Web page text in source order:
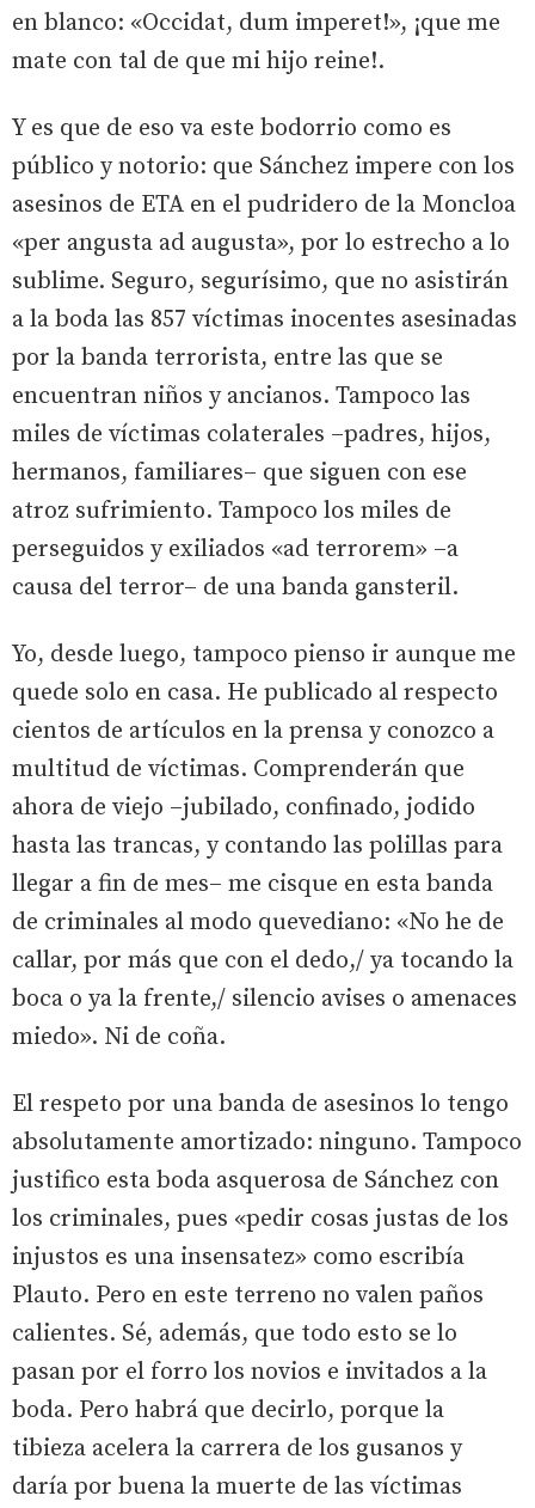
en blanco: «Occidat, dum imperet!», ¡que me
mate con tal de que mi hijo reine!.
Y es que de eso va este bodorrio como es
público y notorio: que Sánchez impere con los
asesinos de ETA en el pudridero de la Moncloa
«per angusta ad augusta», por lo estrecho a lo
sublime. Seguro, segurísimo, que no asistirán
a la boda las 857 víctimas inocentes asesinadas
por la banda terrorista, entre las que se
encuentran niños y ancianos. Tampoco las
miles de víctimas colaterales –padres, hijos,
hermanos, familiares– que siguen con ese
atroz sufrimiento. Tampoco los miles de
perseguidos y exiliados «ad terrorem» –a
causa del terror– de una banda gansteril.
Yo, desde luego, tampoco pienso ir aunque me
quede solo en casa. He publicado al respecto
cientos de artículos en la prensa y conozco a
multitud de víctimas. Comprenderán que
ahora de viejo –jubilado, confinado, jodido
hasta las trancas, y contando las polillas para
llegar a fin de mes– me cisque en esta banda
de criminales al modo quevediano: «No he de
callar, por más que con el dedo,/ ya tocando la
boca o ya la frente,/ silencio avises o amenaces
miedo». Ni de coña.
El respeto por una banda de asesinos lo tengo
absolutamente amortizado: ninguno. Tampoco
justifico esta boda asquerosa de Sánchez con
los criminales, pues «pedir cosas justas de los
injustos es una insensatez» como escribía
Plauto. Pero en este terreno no valen paños
calientes. Sé, además, que todo esto se lo
pasan por el forro los novios e invitados a la
boda. Pero habrá que decirlo, porque la
tibieza acelera la carrera de los gusanos y
daría por buena la muerte de las víctimas